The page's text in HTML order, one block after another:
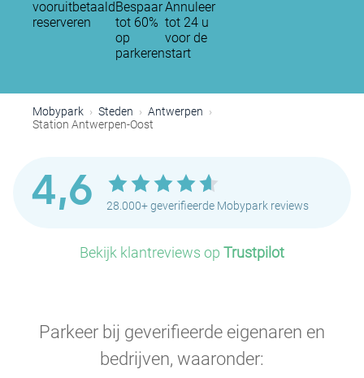
vooruitbetaald
reserveren
Bespaar
tot 60%
op
parkeren
Annuleer
tot 24 u
voor de
start
Mobypark Steden
Antwerpen
Station Antwerpen-Oost
4,6 28.000+ geverifieerde Mobypark reviews
Bekijk klantreviews op Trustpilot
Parkeer bij geverifieerde eigenaren en
bedrijven, waaronder: